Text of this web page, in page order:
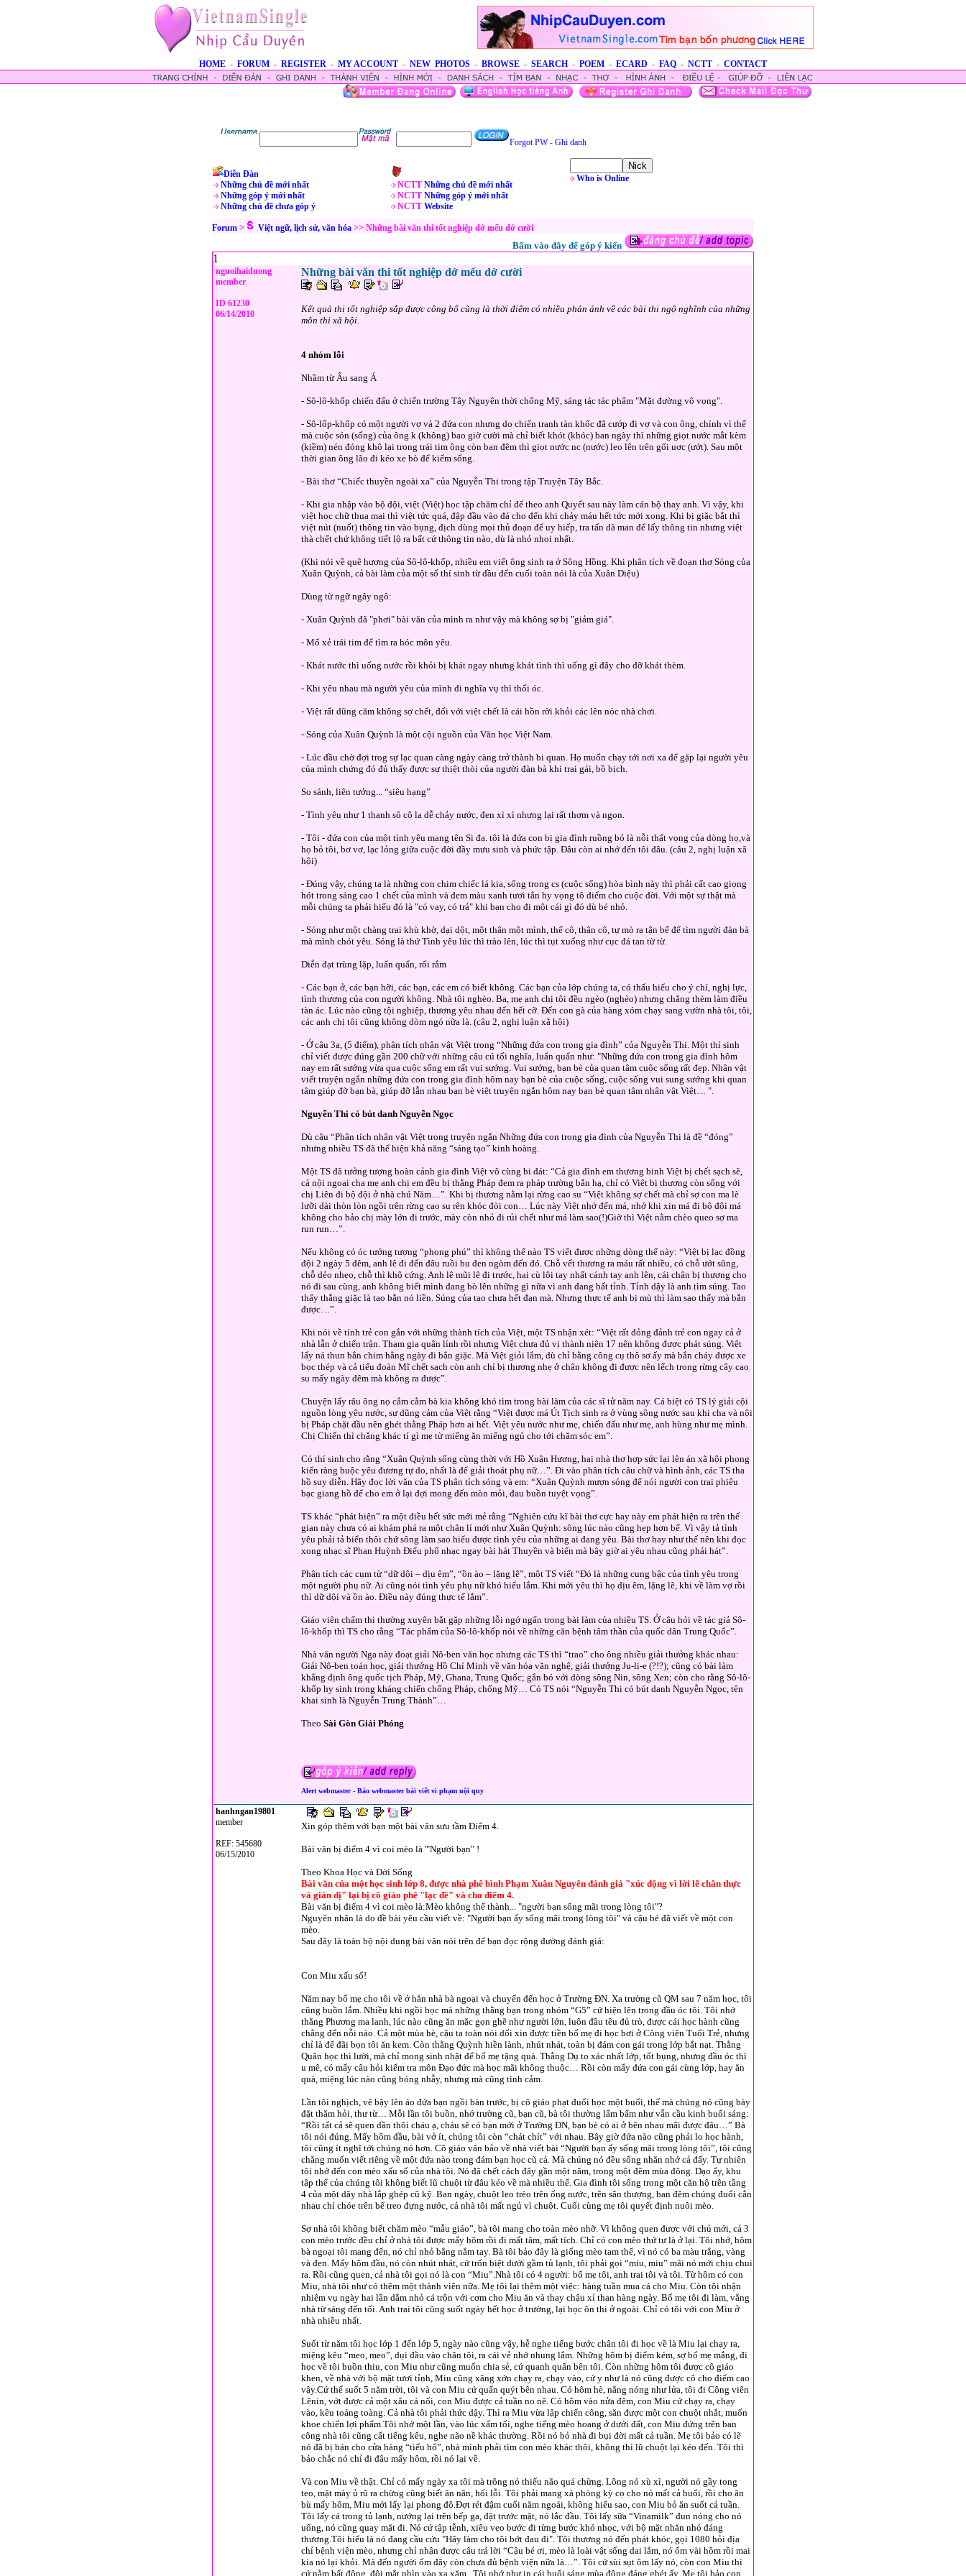
HOME - FORUM - REGISTER - MY ACCOUNT - NEW PHOTOS - BROWSE - SEARCH - POEM - ECARD - FAQ - NCTT - CONTACT
Forgot PW- Ghi danh
Diễn Đàn
Những chủ đề mới nhất
Những góp ý mới nhất
Những chủ đề chưa góp ý
NCTT Những chủ đề mới nhất
NCTT Những góp ý mới nhất
NCTT Website
Who is Online
Forum > Việt ngữ, lịch sử, văn hóa >> Những bài văn thi tốt nghiệp dở mếu dở cười
Bấm vào đây để góp ý kiến
1
nguoihaiduong
member
ID 61230
06/14/2010
Những bài văn thi tốt nghiệp dở mếu dở cười
Kết quả thi tốt nghiệp sắp được công bố cũng là thời điểm có nhiều phản ánh về các bài thi ngộ nghĩnh của những
môn thi xã hội.
4 nhóm lỗi
Nhầm từ Âu sang Á
- Sô-lô-khốp chiến đấu ở chiến trường Tây Nguyên thời chống Mỹ, sáng tác tác phẩm "Mặt đường vô vọng".
- Sô-lốp-khốp có một người vợ và 2 đứa con nhưng do chiến tranh tàn khốc đã cướp đi vợ và con ông, chính vì thế
mà cuộc són (sống) của ông k (không) bao giờ cười mà chỉ biết khót (khóc) ban ngày thì những giọt nước mắt kèm
(kiềm) nén đóng khô lại trong trái tim ông còn ban đêm thì giọt nước nc (nước) leo lên trên gối uơc (ướt). Sau một
thời gian ông lão đi kéo xe bò để kiếm sống.
- Bài thơ “Chiếc thuyền ngoài xa” của Nguyễn Thi trong tập Truyện Tây Bắc.
- Khi gia nhập vào bộ đội, việt (Việt) học tập chăm chỉ để theo anh Quyết sau này làm cán bộ thay anh. Vì vậy, khi
việt học chữ thua mai thì việt tức quá, đập đầu vào đá cho đến khi chảy máu hết tức mới xong. Khi bị giặc bắt thì
việt nút (nuốt) thông tin vào bụng, địch dùng mọi thủ đoạn để uy hiếp, tra tấn dã man để lấy thông tin nhưng việt
thà chết chứ không tiết lộ ra bất cứ thông tin nào, dù là nhỏ nhoi nhất.
(Khi nói về quê hương của Sô-lô-khốp, nhiều em viết ông sinh ra ở Sông Hồng. Khi phân tích về đoạn thơ Sóng của
Xuân Quỳnh, cả bài làm của một số thí sinh từ đầu đến cuối toàn nói là của Xuân Diệu)
Dùng từ ngữ ngây ngô:
- Xuân Quỳnh đã "phơi" bài văn của mình ra như vậy mà không sợ bị "giảm giá".
- Mổ xẻ trái tim để tìm ra hóc môn yêu.
- Khát nước thì uống nước rồi khỏi bị khát ngay nhưng khát tình thì uống gì đây cho đỡ khát thèm.
- Khi yêu nhau mà người yêu của mình đi nghĩa vụ thì thối óc.
- Việt rất dũng căm không sợ chết, đối với việt chết là cái hồn rời khỏi các lên nóc nhà chơi.
- Sóng của Xuân Quỳnh là một cội nguồn của Văn học Việt Nam.
- Lúc đầu chờ đợi trog sự lạc quan càng ngày càng trở thành bi quan. Họ muốn chạy tới nơi xa để gặp lại người yêu
của mình chứng đó đủ thấy được sự thiệt thòi của người đàn bà khi trai gái, bồ bịch.
So sánh, liên tưởng... “siêu hạng”
- Tình yêu như 1 thanh sô cô la dễ chảy nước, đen xì xì nhưng lại rất thơm và ngon.
- Tôi - đứa con của một tình yêu mang tên Si đa. tôi là đứa con bị gia đình ruồng bỏ là nỗi thất vọng của dòng họ,và
họ bỏ tôi, bơ vơ, lạc lỏng giữa cuộc đời đầy mưu sinh và phức tập. Đâu còn ai nhớ đến tôi đâu. (câu 2, nghị luận xã
hội)
- Đúng vậy, chúng ta là những con chim chiếc lá kia, sống trong cs (cuộc sống) hòa bình này thì phải cất cao giọng
hót trong sáng cao 1 chết của mình và đem màu xanh tươi tắn hy vọng tô điểm cho cuộc đời. Với một sự thật mà
mỗi chúng ta phải hiểu đó là "có vay, có trả" khi bạn cho đi một cái gì đó dù bé nhỏ.
- Sóng như một chàng trai khù khờ, dại dột, một thân một mình, thế cô, thân cô, tự mò ra tận bể để tìm người đàn bà
mà mình chót yêu. Sóng là thứ Tình yêu lúc thì trào lên, lúc thì tụt xuống như cục đá tan từ từ.
Diễn đạt trùng lặp, luẩn quẩn, rối rắm
- Các bạn ở, các bạn hỡi, các bạn, các em có biết không. Các bạn của lớp chúng ta, có thấu hiểu cho ý chí, nghị lực,
tình thương của con người không. Nhà tôi nghèo. Ba, mẹ anh chị tôi đều ngèo (nghèo) nhưng chẳng thèm làm điều
tàn ác. Lúc nào cũng tội nghiệp, thương yêu nhau đến hết cỡ. Đến con gà của hàng xóm chạy sang vườn nhà tôi, tôi,
các anh chị tôi cũng không dòm ngó nữa là. (câu 2, nghị luận xã hội)
- Ở câu 3a, (5 điểm), phân tích nhân vật Việt trong “Những đứa con trong gia đình” của Nguyễn Thi. Một thí sinh
chỉ viết được đúng gần 200 chữ với những câu cú tối nghĩa, luẩn quẩn như: "Những đứa con trong gia đình hôm
nay em rất sướng vừa qua cuộc sống em rất vui sướng. Vui sướng, bạn bè của quan tâm cuộc sống rất đẹp. Nhân vật
viết truyện ngắn những đứa con trong gia đình hôm nay bạn bè của cuộc sống, cuộc sống vui sung sướng khi quan
tâm giúp đỡ bạn bà, giúp đỡ lẫn nhau bạn bè việt truyện ngắn hôm nay bạn bè quan tâm nhân vật Việt… ".
Nguyễn Thi có bút danh Nguyễn Ngọc
Dù câu “Phân tích nhân vật Việt trong truyện ngắn Những đứa con trong gia đình của Nguyễn Thi là đề “đóng”
nhưng nhiều TS đã thể hiện khả năng “sáng tạo” kinh hoàng.
Một TS đã tưởng tượng hoàn cảnh gia đình Việt vô cùng bi đát: “Cả gia đình em thương binh Việt bị chết sạch sẽ,
cả nội ngoại cha mẹ anh chị em đều bị thằng Pháp đem ra pháp trường bắn hạ, chỉ có Việt bị thương còn sống với
chị Liên đi bộ đội ở nhà chú Năm…”. Khi bị thương nằm lại rừng cao su “Việt không sợ chết mà chỉ sợ con ma lè
lưỡi dài thòn lòn ngồi trên rừng cao su rên khóc đòi con… Lúc này Việt nhớ đến má, nhớ khi xin má đi bộ đội má
không cho bảo chị mày lớn đi trước, mày còn nhỏ đi rủi chết như má làm sao(!)Giờ thì Việt nằm chèo queo sợ ma
run run…”.
Nếu không có óc tưởng tượng “phong phú” thì không thể nào TS viết được những dòng thế này: “Việt bị lạc đồng
đội 2 ngày 5 đêm, anh lê đi đến đâu ruồi bu đen ngòm đến đó. Chỗ vết thương ra máu rất nhiều, có chỗ ướt sũng,
chỗ dẻo nhẹo, chỗ thì khô cứng. Anh lê mũi lê đi trước, hai cù lôi tay nhất cánh tay anh lên, cái chân bị thương cho
nó đi sau cùng, anh không biết mình đang bò lên những gì nữa vì anh đang bất tỉnh. Tỉnh dậy là anh tìm súng. Tao
thấy thằng giặc là tao bắn nó liền. Súng của tao chưa hết đạn mà. Nhưng thực tế anh bị mù thì làm sao thấy mà bắn
được…”.
Khi nói về tính trẻ con gắn với những thành tích của Việt, một TS nhận xét: “Việt rất đỏng đảnh trẻ con ngay cả ở
nhà lẫn ở chiến trận. Tham gia quân lính rồi nhưng Việt chưa đủ vị thành niên 17 nên không được phát súng. Việt
lấy ná thun bắn chim hằng ngày đi bắn giặc. Mà Việt giỏi lắm, dù chỉ bằng công cụ thô sơ ấy mà bắn cháy được xe
bọc thép và cả tiểu đoàn Mĩ chết sạch còn anh chỉ bị thương nhẹ ở chân không đi được nên lếch trong rừng cây cao
su mấy ngày đêm mà không ra được”.
Chuyện lấy râu ông nọ cắm cằm bà kia không khó tìm trong bài làm của các sĩ tử năm nay. Cá biệt có TS lý giải cội
nguồn lòng yêu nước, sự dũng cảm của Việt rằng “Việt được má Út Tịch sinh ra ở vùng sông nước sau khi cha và nội
bị Pháp chặt đầu nên ghét thằng Pháp hơn ai hết. Việt yêu nước như mẹ, chiến đấu như mẹ, anh hùng như mẹ mình.
Chị Chiến thì chẳng khác tí gì mẹ từ miếng ăn miếng ngủ cho tới chăm sóc em”.
Có thí sinh cho rằng “Xuân Quỳnh sống cùng thời với Hồ Xuân Hương, hai nhà thơ hợp sức lại lên án xã hội phong
kiến ràng buộc yêu đương tự do, nhất là để giải thoát phụ nữ…”. Đi vào phân tích câu chữ và hình ảnh, các TS tha
hồ suy diễn. Hãy đọc lời văn của TS phân tích sóng và em: “Xuân Quỳnh mượn sóng để nói người con trai phiêu
bạc giang hồ để cho em ở lại đợi mong đến mòn mỏi, đau buồn tuyệt vọng”.
TS khác “phát hiện” ra một điều hết sức mới mẻ rằng “Nghiên cứu kĩ bài thơ cực hay này em phát hiện ra trên thế
gian này chưa có ai khám phá ra một chân lí mới như Xuân Quỳnh: sông lúc nào cũng hẹp hơn bể. Vì vậy tả tình
yêu phải tả biển thôi chứ sông làm sao hiểu được tình yêu của những ai đang yêu. Bài thơ hay như thế nên khi đọc
xong nhạc sĩ Phan Huỳnh Điểu phổ nhạc ngay bài hát Thuyền và biển mà bây giờ ai yêu nhau cũng phải hát”.
Phân tích các cụm từ “dữ dội – dịu êm”, “ồn ào – lặng lẽ”, một TS viết “Đó là những cung bậc của tình yêu trong
một người phụ nữ. Ai cũng nói tình yêu phụ nữ khó hiểu lắm. Khi mới yêu thì họ dịu êm, lặng lẽ, khi về làm vợ rồi
thì dữ dội và ồn ào. Điều này đúng thực tế lắm”.
Giáo viên chấm thi thường xuyên bắt gặp những lỗi ngớ ngẩn trong bài làm của nhiều TS. Ở câu hỏi về tác giả Sô-
lô-khốp thì TS cho rằng “Tác phẩm của Sô-lô-khốp nói về những căn bệnh tâm thần của quốc dân Trung Quốc”.
Nhà văn người Nga này đoạt giải Nô-ben văn học nhưng các TS thì “trao” cho ông nhiều giải thưởng khác nhau:
Giải Nô-ben toán học, giải thưởng Hồ Chí Minh về văn hóa văn nghệ, giải thưởng Ju-li-e (?!?); cũng có bài làm
khẳng định ông quốc tịch Pháp, Mỹ, Ghana, Trung Quốc; gắn bó với dòng sông Nin, sông Xen; còn cho rằng Sô-lô-
khốp hy sinh trong kháng chiến chống Pháp, chống Mỹ… Có TS nói “Nguyễn Thi có bút danh Nguyễn Ngọc, tên
khai sinh là Nguyễn Trung Thành”…
Theo Sài Gòn Giải Phóng
Alert webmaster - Báo webmaster bài viết vi phạm nội quy
hanhngan19801
member
REF: 545680
06/15/2010
Xin góp thêm với bạn một bài văn sưu tầm Điểm 4.
Bài văn bị điểm 4 vì coi mèo là '"Người bạn" !
Theo Khoa Học và Đời Sống
Bài văn của một học sinh lớp 8, được nhà phê bình Phạm Xuân Nguyên đánh giá "xúc động vì lời lẽ chân thực
và giản dị" lại bị cô giáo phê "lạc đề" và cho điểm 4.
Bài văn bị điểm 4 vì coi mèo là:Mèo không thể thành... "người bạn sống mãi trong lòng tôi"?
Nguyên nhân là do đề bài yêu cầu viết về: "Người bạn ấy sống mãi trong lòng tôi" và cậu bé đã viết về một con
mèo.
Sau đây là toàn bộ nội dung bài văn nói trên để bạn đọc rộng đường đánh giá:
Con Miu xấu số!
Năm nay bố mẹ cho tôi về ở hẳn nhà bà ngoại và chuyển đến học ở Trường ĐN. Xa trường cũ QM sau 7 năm học, tôi
cũng buồn lắm. Nhiều khi ngồi học mà những thằng bạn trong nhóm “G5” cứ hiện lên trong đầu óc tôi. Tôi nhớ
thằng Phương ma lanh, lúc nào cũng ăn mặc gọn ghẽ như người lớn, luôn đầu têu đủ trò, được cái học hành cũng
chẳng đến nỗi nào. Cả một mùa hè, cậu ta toàn nói dối xin được tiền bố mẹ đi học bơi ở Công viên Tuổi Trẻ, nhưng
chỉ là để đãi bọn tôi ăn kem. Còn thằng Quỳnh hiền lành, nhút nhát, toàn bị đám con gái trong lớp bắt nạt. Thằng
Quân học thì lười, mà chỉ mong sinh nhật để bố mẹ tặng quà. Thằng Dụ to xác nhất lớp, tốt bụng, nhưng đầu óc thì
u mê, có mấy câu hỏi kiểm tra môn Đạo đức mà học mãi không thuộc… Rồi còn mấy đứa con gái cùng lớp, hay ăn
quà, miệng lúc nào cũng bóng nhẫy, nhưng mà cũng tình cảm.
Lần tôi nghịch, vẽ bậy lên áo đứa bạn ngồi bàn trước, bị cô giáo phạt đuổi học một buổi, thế mà chúng nó cũng bày
đặt thăm hỏi, thư từ… Mỗi lần tôi buồn, nhớ trường cũ, bạn cũ, bà tôi thường lẩm bẩm như vẫn cầu kinh buổi sáng:
“Rồi tất cả sẽ quen dần thôi cháu ạ, cháu sẽ có bạn mới ở Trường ĐN, bạn bè có ai ở bên nhau mãi được đâu…” Bà
tôi nói đúng. Mấy hôm đầu, bài vở ít, chúng tôi còn “chát chít” với nhau. Bây giờ đứa nào cũng phải lo học hành,
tôi cũng ít nghĩ tới chúng nó hơn. Cô giáo văn bảo về nhà viết bài “Người bạn ấy sống mãi trong lòng tôi”, tôi cũng
chẳng muốn viết riêng về một đứa nào trong đám bạn học cũ cả. Mà chúng nó đều sống nhăn nhở cả đấy. Tự nhiên
tôi nhớ đến con mèo xấu số của nhà tôi. Nó đã chết cách đây gần một năm, trong một đêm mùa đông. Dạo ấy, khu
tập thể của chúng tôi không biết lũ chuột từ đâu kéo về mà nhiều thế. Gia đình tôi sống trong một căn hộ trên tầng
4 của một dãy nhà lắp ghép cũ kỹ. Ban ngày, chuột leo trèo trên ống nước, trên sân thượng, ban đêm chúng đuổi cắn
nhau chí chóe trên bể treo đựng nước, cả nhà tôi mất ngủ vì chuột. Cuối cùng mẹ tôi quyết định nuôi mèo.
Sợ nhà tôi không biết chăm mèo “mẫu giáo”, bà tôi mang cho toàn mèo nhỡ. Vì không quen được với chủ mới, cả 3
con mèo trước đều chỉ ở nhà tôi được mấy hôm rồi đi mất tăm, mất tích. Chỉ có con mèo thứ tư là ở lại. Tôi nhớ, hôm
bà ngoại tôi mang đến, nó chỉ nhỏ bằng nắm tay. Bà tôi bảo đây là giống mèo tam thể, vì nó có ba màu trắng, vàng
và đen. Mấy hôm đầu, nó còn nhút nhát, cứ trốn biệt dưới gầm tủ lạnh, tôi phải gọi “miu, miu” mãi nó mới chịu chui
ra. Rồi cũng quen, cả nhà tôi gọi nó là con “Miu”.Nhà tôi có 4 người: bố mẹ tôi, anh trai tôi và tôi. Từ hôm có con
Miu, nhà tôi như có thêm một thành viên nữa. Mẹ tôi lại thêm một việc: hàng tuần mua cá cho Miu. Còn tôi nhận
nhiệm vụ ngày hai lần dằm nhỏ cá trộn với cơm cho Miu ăn và thay chậu xỉ than hàng ngày. Bố mẹ tôi đi làm, vắng
nhà từ sáng đến tối. Anh trai tôi cũng suốt ngày hết học ở trường, lại học ôn thi ở ngoài. Chỉ có tôi với con Miu ở
nhà nhiều nhất.
Suốt từ năm tôi học lớp 1 đến lớp 5, ngày nào cũng vậy, hễ nghe tiếng bước chân tôi đi học về là Miu lại chạy ra,
miệng kêu “meo, meo”, dụi đầu vào chân tôi, ra cái vẻ nhớ nhung lắm. Những hôm bị điểm kém, sợ bố mẹ mắng, đi
học về tôi buồn thiu, con Miu như cũng muốn chia sẻ, cứ quanh quẩn bên tôi. Còn những hôm tôi được cô giáo
khen, về nhà với bộ mặt tươi tỉnh, Miu cũng xăng xớn chạy ra, chạy vào, cứ y như là nó cũng được cô cho điểm cao
vậy.Cứ thế suốt 5 năm trời, tôi và con Miu cứ quấn quýt bên nhau. Có hôm hè, nắng nóng như lửa, tôi đi Công viên
Lênin, vớt được cả một xâu cá nổi, con Miu được cả tuần no nê. Có hôm vào nửa đêm, con Miu cứ chạy ra, chạy
vào, kêu toáng toàng. Cả nhà tôi phải thức dậy. Thì ra Miu vừa lập chiến công, săn được một con chuột nhắt, muốn
khoe chiến lợi phẩm.Tôi nhớ một lần, vào lúc xẩm tối, nghe tiếng mèo hoang ở dưới đất, con Miu đứng trên ban
công nhà tôi cũng cất tiếng kêu, nghe não nề khác thường. Rồi nó bỏ nhà đi bụi đời mất cả tuần. Mẹ tôi bảo có lẽ
nó đã bị bán cho cửa hàng “tiểu hổ”, nhà mình phải tìm con mèo khác thôi, không thì lũ chuột lại kéo đến. Tôi thì
bảo chắc nó chỉ đi đâu mấy hôm, rồi nó lại về.
Và con Miu về thật. Chỉ có mấy ngày xa tôi mà trông nó thiểu não quá chừng. Lông nó xù xì, người nó gầy tong
teo, mặt mày ủ rũ ra chừng cũng biết ăn năn, hối lỗi. Tôi phải mang xà phòng kỳ cọ cho nó mất cả buổi, rồi cho ăn
bù mấy hôm, Miu mới lấy lại phong độ.Đợt rét đậm cuối năm ngoái, không hiểu sao, con Miu bỏ ăn suốt cả tuần.
Tôi lấy cá trong tủ lạnh, nướng lại trên bếp ga, đặt trước mặt, nó lắc đầu. Tôi lấy sữa “Vinamilk” đun nóng cho nó
uống, nó cũng quay mặt đi. Nó cứ tập tễnh, xiêu vẹo bước đi từng bước khó nhọc, với bộ mặt nhăn nhó đáng
thương.Tôi hiểu là nó đang cầu cứu "Hãy làm cho tôi bớt đau đi". Tôi thương nó đến phát khóc, gọi 1080 hỏi địa
chỉ bệnh viện mèo, nhưng chỉ nhận được câu trả lời “Cậu bé ơi, mèo là loài vật sống dai lắm, nó ốm vài hôm rồi mai
kia nó lại khỏi. Mà đến người ốm đây còn chưa đủ bệnh viện nữa là…”. Tôi cứ sùi sụt ôm lấy nó, còn con Miu thì
cứ nằm bất động, đôi mắt nhìn vào xa xăm...Tôi nhớ như in cái buổi sáng mùa đông đáng ghét ấy. Mẹ tôi bảo con